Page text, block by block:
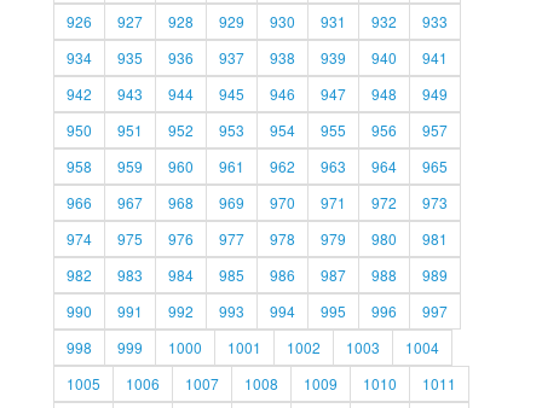
926
927 928 929 930 931 932
933
934
935 936 937 938 939 940
941
942
943 944 945 946 947 948
949
950
951 952 953 954 955 956
957
958
959 960 961 962 963 964
965
966
967 968 969 970 971 972
973
974
975 976 977 978 979 980
981
982
983 984 985 986 987 988
989
990
991 992 993 994 995 996
997
998
999 1000 1001 1002 1003
1004
1005
1006 1007 1008 1009 1010
1011